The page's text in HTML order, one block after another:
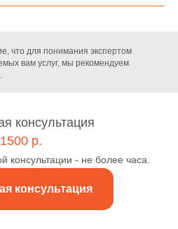
что для понимания экспертом
вам услуг, мы рекомендуем
консультация
1500 р.
консультации - не более часа.
консультация